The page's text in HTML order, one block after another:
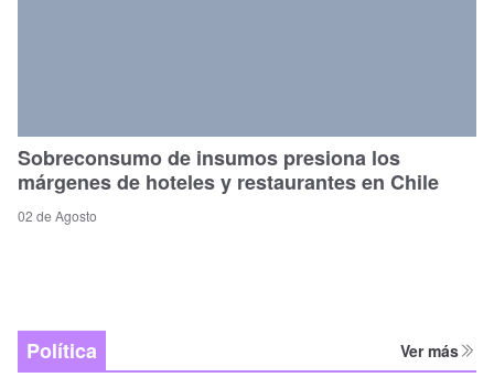
Sobreconsumo de insumos presiona los
márgenes de hoteles y restaurantes en Chile
02 de Agosto
Política Ver más